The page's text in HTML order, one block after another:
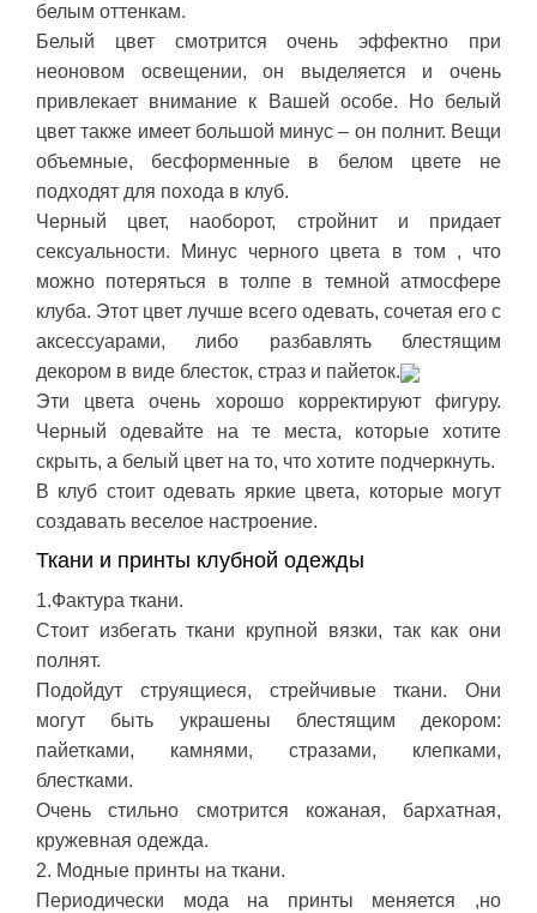
белым оттенкам.
Белый цвет смотрится очень эффектно при
неоновом освещении, он выделяется и очень
привлекает внимание к Вашей особе. Но белый
цвет также имеет большой минус – он полнит. Вещи
объемные, бесформенные в белом цвете не
подходят для похода в клуб.
Черный цвет, наоборот, стройнит и придает
сексуальности. Минус черного цвета в том , что
можно потеряться в толпе в темной атмосфере
клуба. Этот цвет лучше всего одевать, сочетая его с
аксессуарами, либо разбавлять блестящим
декором в виде блесток, страз и пайеток.
Эти цвета очень хорошо корректируют фигуру.
Черный одевайте на те места, которые хотите
скрыть, а белый цвет на то, что хотите подчеркнуть.
В клуб стоит одевать яркие цвета, которые могут
создавать веселое настроение.
Ткани и принты клубной одежды
1.Фактура ткани.
Стоит избегать ткани крупной вязки, так как они
полнят.
Подойдут струящиеся, стрейчивые ткани. Они
могут быть украшены блестящим декором:
пайетками, камнями, стразами, клепками,
блестками.
Очень стильно смотрится кожаная, бархатная,
кружевная одежда.
2. Модные принты на ткани.
Периодически мода на принты меняется ,но